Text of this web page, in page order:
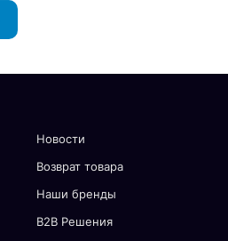
Новости
Возврат товара
Наши бренды
В2В Решения